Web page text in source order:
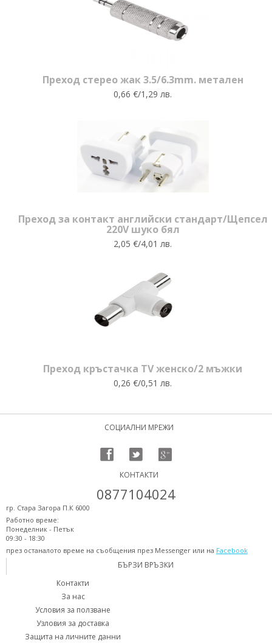
Преход стерео жак 3.5/6.3mm. метален
0,66 €/1,29 лв.
Преход за контакт английски стандарт/Щепсел
220V шуко бял
2,05 €/4,01 лв.
Преход кръстачка TV женско/2 мъжки
0,26 €/0,51 лв.
СОЦИАЛНИ МРЕЖИ
КОНТАКТИ
0877104024
гр. Стара Загора П.К 6000
Работно време:
Понеделник - Петък
09:30 - 18:30
през останалото време на съобщения през Messenger или на Facebook
БЪРЗИ ВРЪЗКИ
Контакти
За нас
Условия за ползване
Узловия за доставка
Защита на личните данни